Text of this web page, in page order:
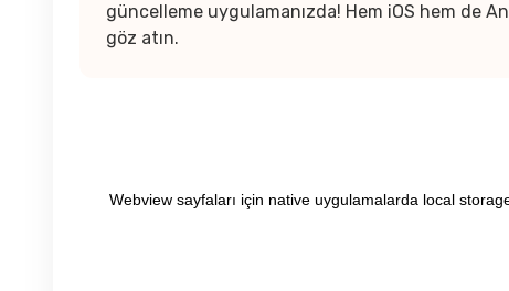
güncelleme uygulamanızda! Hem iOS hem de
göz atın.
Webview sayfaları için native uygulamalarda local